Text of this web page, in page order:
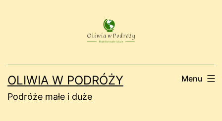
OLIWIA W PODRÓŻY
Podróże małe i duże
Menu